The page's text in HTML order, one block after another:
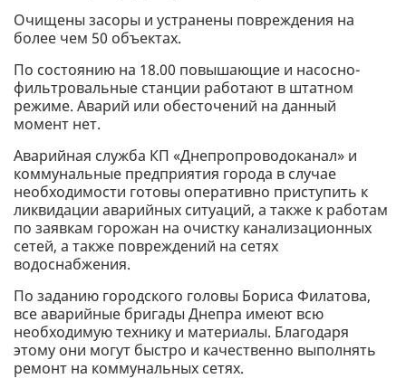
Очищены засоры и устранены повреждения на
более чем 50 объектах.
По состоянию на 18.00 повышающие и насосно-
фильтровальные станции работают в штатном
режиме. Аварий или обесточений на данный
момент нет.
Аварийная служба КП «Днепропроводоканал» и
коммунальные предприятия города в случае
необходимости готовы оперативно приступить к
ликвидации аварийных ситуаций, а также к работам
по заявкам горожан на очистку канализационных
сетей, а также повреждений на сетях
водоснабжения.
По заданию городского головы Бориса Филатова,
все аварийные бригады Днепра имеют всю
необходимую технику и материалы. Благодаря
этому они могут быстро и качественно выполнять
ремонт на коммунальных сетях.